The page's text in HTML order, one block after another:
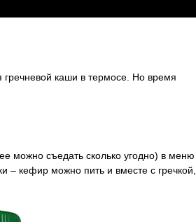
гречневой каши в термосе. Но время
можно съедать сколько угодно) в меню
– кефир можно пить и вместе с гречкой,